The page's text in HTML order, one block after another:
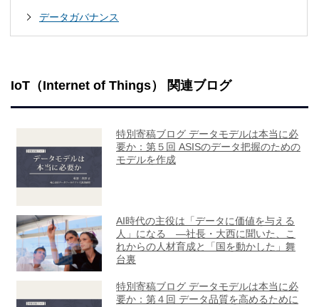
データガバナンス
IoT（Internet of Things） 関連ブログ